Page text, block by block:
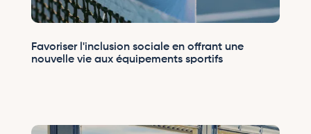
Favoriser l'inclusion sociale en offrant une
nouvelle vie aux équipements sportifs